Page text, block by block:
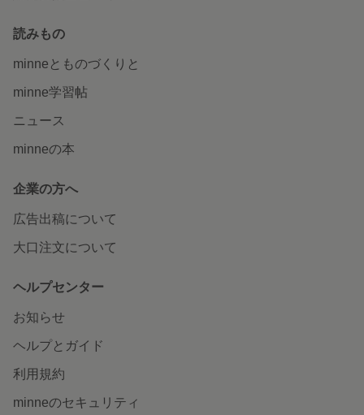
読みもの
minneとものづくりと
minne学習帖
ニュース
minneの本
企業の方へ
広告出稿について
大口注文について
ヘルプセンター
お知らせ
ヘルプとガイド
利用規約
minneのセキュリティ